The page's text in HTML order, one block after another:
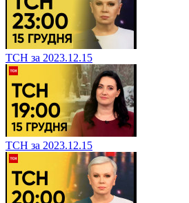
ТСН за 2023.12.15
ТСН за 2023.12.15